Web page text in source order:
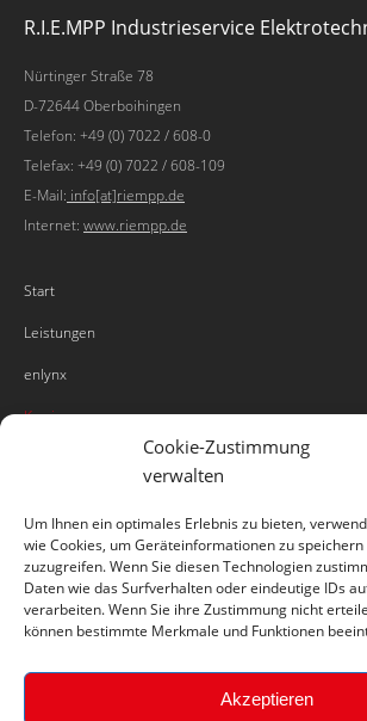
Cookie-Zustimmung
verwalten
Um Ihnen ein optimales Erlebnis zu bieten,
wie Cookies, um Geräteinformationen zu
zuzugreifen. Wenn Sie diesen Technologien
Daten wie das Surfverhalten oder eindeutige IDs
verarbeiten. Wenn Sie ihre Zustimmung nicht
können bestimmte Merkmale und Funktionen
Akzeptieren
R.I.E.MPP Industrieservice
Nürtinger Straße 78
D-72644 Oberboihingen
Telefon: +49 (0) 7022 / 608-0
Telefax: +49 (0) 7022 / 608-109
E-Mail: info[at]riempp.de
Internet: www.riempp.de
Start
Leistungen
enlynx
Karriere
Ausbildung / Stellen
News & Presse
Kundenportal
Info